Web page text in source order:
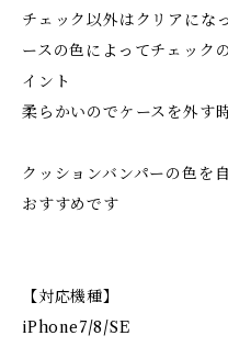
チェック以外はクリアにな
ースの色によってチェック
イント
柔らかいのでケースを外す
クッションバンパーの色を
おすすめです
【対応機種】
iPhone7/8/SE